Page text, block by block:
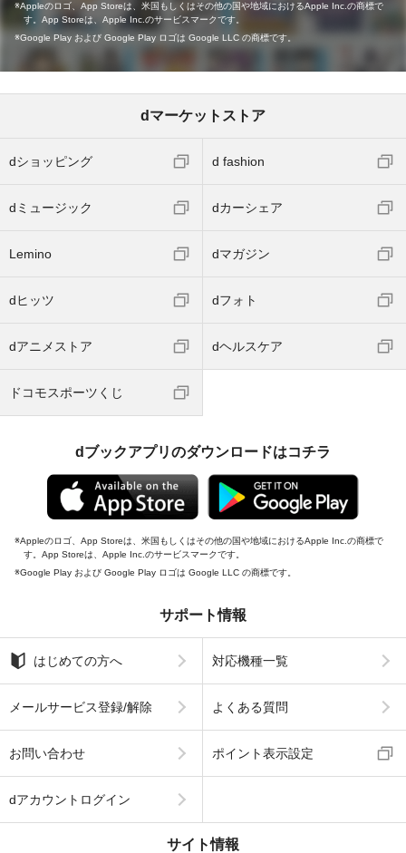
Appleのロゴ、App Storeは、米国もしくはその他の国や地域におけるApple Inc.の商標で
す。App Storeは、Apple Inc.のサービスマークです。
Google Play および Google Play ロゴは Google LLC の商標です。
dマーケットストア
dショッピング d fashion
dミュージック dカーシェア
Lemino dマガジン
dヒッツ dフォト
dアニメストア dヘルスケア
ドコモスポーツくじ
dブックアプリのダウンロードはコチラ
Appleのロゴ、App Storeは、米国もしくはその他の国や地域におけるApple Inc.の商標で
す。App Storeは、Apple Inc.のサービスマークです。
Google Play および Google Play ロゴは Google LLC の商標です。
サポート情報
はじめての方へ 対応機種一覧
メールサービス登録/解除 よくある質問
お問い合わせ ポイント表示設定
dアカウントログイン
サイト情報